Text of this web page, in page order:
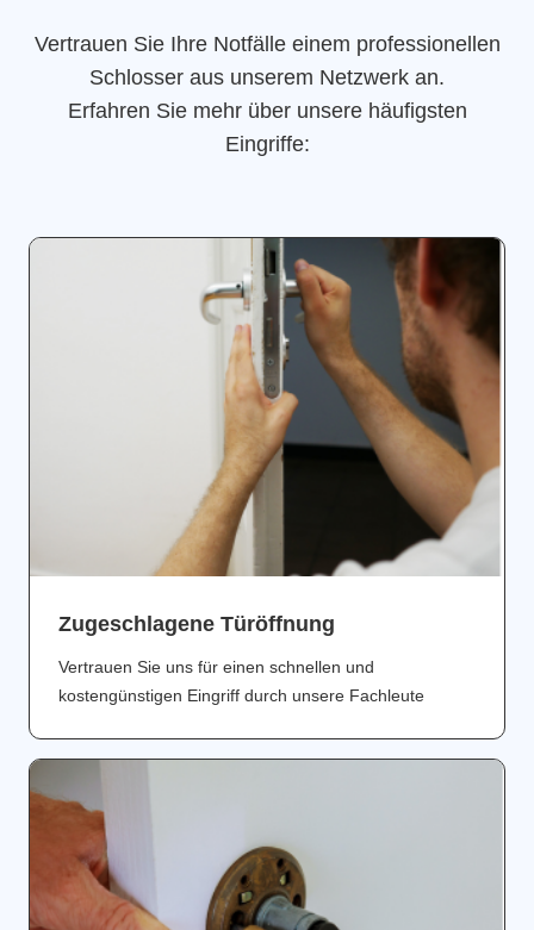
Vertrauen Sie Ihre Notfälle einem professionellen
Schlosser aus unserem Netzwerk an.
Erfahren Sie mehr über unsere häufigsten
Eingriffe:
Zugeschlagene Türöffnung
Vertrauen Sie uns für einen schnellen und
kostengünstigen Eingriff durch unsere Fachleute